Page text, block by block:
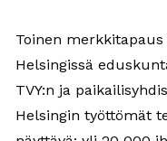
Toinen merkkitapaus
Helsingissä
TVY:n ja
Helsingin työttömät